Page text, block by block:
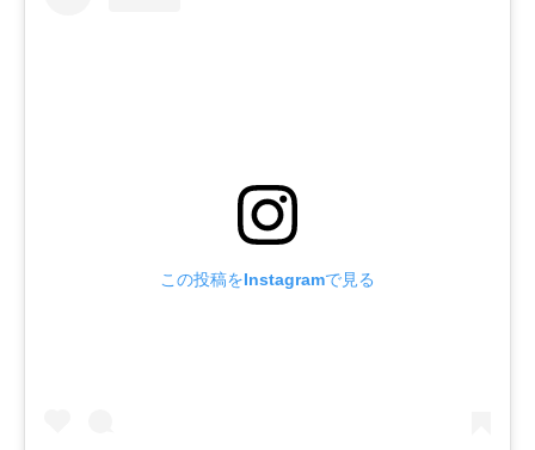
この投稿をInstagramで見る